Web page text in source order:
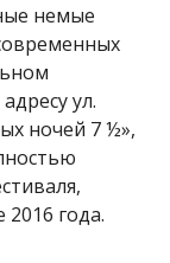
немые
ул.
ночей 7 ½»,
года.